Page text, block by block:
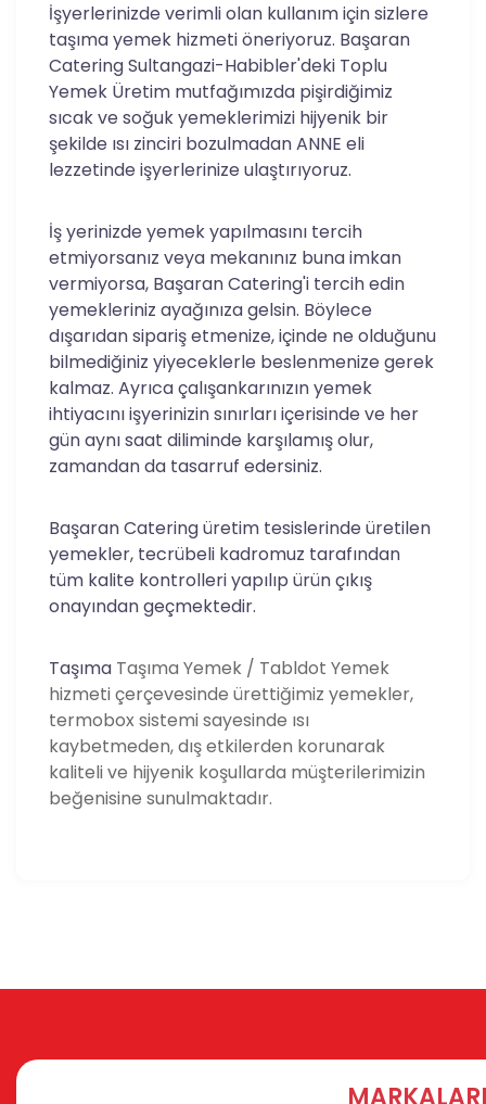
İşyerlerinizde verimli olan kullanım için sizlere
taşıma yemek hizmeti öneriyoruz. Başaran
Catering Sultangazi-Habibler'deki Toplu
Yemek Üretim mutfağımızda pişirdiğimiz
sıcak ve soğuk yemeklerimizi hijyenik bir
şekilde ısı zinciri bozulmadan ANNE eli
lezzetinde işyerlerinize ulaştırıyoruz.
İş yerinizde yemek yapılmasını tercih
etmiyorsanız veya mekanınız buna imkan
vermiyorsa, Başaran Catering'i tercih edin
yemekleriniz ayağınıza gelsin. Böylece
dışarıdan sipariş etmenize, içinde ne olduğunu
bilmediğiniz yiyeceklerle beslenmenize gerek
kalmaz. Ayrıca çalışankarınızın yemek
ihtiyacını işyerinizin sınırları içerisinde ve her
gün aynı saat diliminde karşılamış olur,
zamandan da tasarruf edersiniz.
Başaran Catering üretim tesislerinde üretilen
yemekler, tecrübeli kadromuz tarafından
tüm kalite kontrolleri yapılıp ürün çıkış
onayından geçmektedir.
Taşıma Taşıma Yemek / Tabldot Yemek
hizmeti çerçevesinde ürettiğimiz yemekler,
termobox sistemi sayesinde ısı
kaybetmeden, dış etkilerden korunarak
kaliteli ve hijyenik koşullarda müşterilerimizin
beğenisine sunulmaktadır.